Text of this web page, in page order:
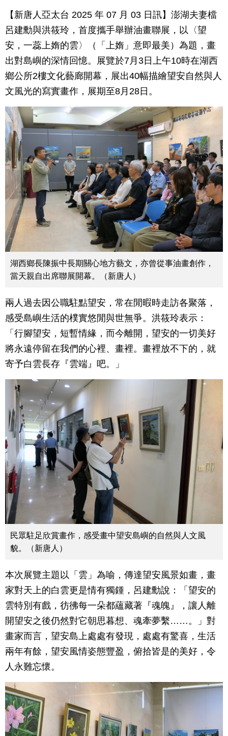
【新唐人亞太台 2025 年 07 月 03 日訊】澎湖夫妻檔
呂建勳與洪筱玲，首度攜手舉辦油畫聯展，以〈望
安，一蕊上媠的雲〉（「上媠」意即最美）為題，畫
出對島嶼的深情回憶。展覽於7月3日上午10時在湖西
鄉公所2樓文化藝廊開幕，展出40幅描繪望安自然與人
文風光的寫實畫作，展期至8月28日。
湖西鄉長陳振中長期關心地方藝文，亦曾從事油畫創作，
當天親自出席聯展開幕。（新唐人）
兩人過去因公職駐點望安，常在閒暇時走訪各聚落，
感受島嶼生活的樸實悠閒與世無爭。洪筱玲表示：
「行腳望安，短暫情緣，而今離開，望安的一切美好
將永遠停留在我們的心裡、畫裡。畫裡放不下的，就
寄予白雲長存『雲端』吧。」
民眾駐足欣賞畫作，感受畫中望安島嶼的自然與人文風
貌。（新唐人）
本次展覽主題以「雲」為喻，傳達望安風景如畫，畫
家對天上的白雲更是情有獨鍾，呂建勳說：「望安的
雲特別有戲，彷彿每一朵都蘊藏著『魂魄』，讓人離
開望安之後仍然對它朝思暮想、魂牽夢繫……。」對
畫家而言，望安島上處處有發現，處處有驚喜，生活
兩年有餘，望安風情姿態豐盈，俯拾皆是的美好，令
人永難忘懷。